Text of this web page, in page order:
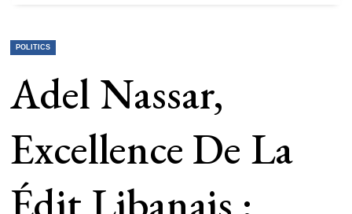
POLITICS
Adel Nassar,
Excellence De La